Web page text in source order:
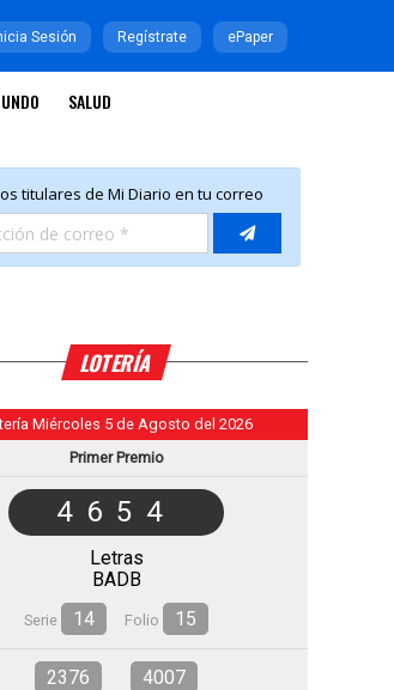
Sesión Regístrate ePaper
SALUD
LOTERÍA
Miércoles 5 de Agosto del 2026
Primer Premio
4654
Letras
BADB
Serie 14 Folio 15
2376
4007